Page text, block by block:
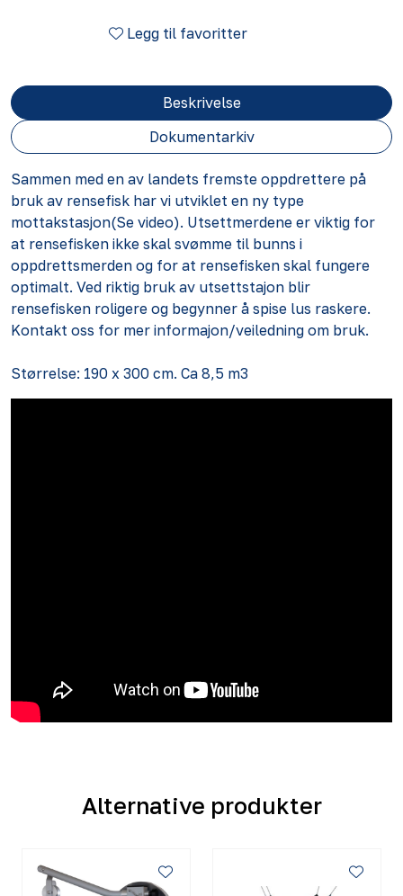
Legg til favoritter
Beskrivelse
Dokumentarkiv
Sammen med en av landets fremste oppdrettere på
bruk av rensefisk har vi utviklet en ny type
mottakstasjon(Se video). Utsettmerdene er viktig for
at rensefisken ikke skal svømme til bunns i
oppdrettsmerden og for at rensefisken skal fungere
optimalt. Ved riktig bruk av utsettstajon blir
rensefisken roligere og begynner å spise lus raskere.
Kontakt oss for mer informajon/veiledning om bruk.
Størrelse: 190 x 300 cm. Ca 8,5 m3
Alternative produkter